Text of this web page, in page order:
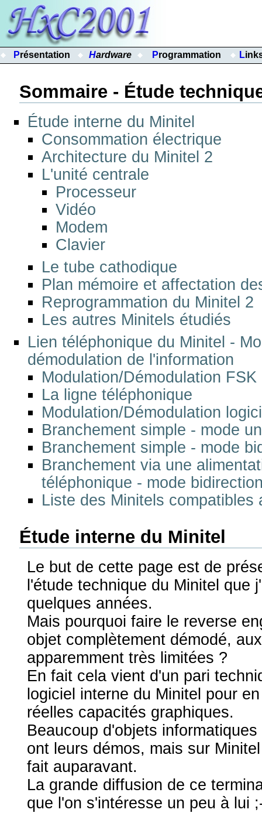
Présentation Hardware Programmation
Sommaire - Étude
Étude interne du Minitel
Consommation électrique
Architecture du Minitel 2
L'unité centrale
Processeur
Vidéo
Modem
Clavier
Le tube cathodique
Plan mémoire et affectation
Reprogrammation du Minitel 2
Les autres Minitels étudiés
Lien téléphonique du Minitel -
démodulation de l'information
Modulation/Démodulation FSK
La ligne téléphonique
Modulation/Démodulation
Branchement simple - mode
Branchement simple - mode
Branchement via une
téléphonique - mode
Liste des Minitels compatibles
Étude interne du Minitel
Le but de cette page est de
l'étude technique du Minitel que
quelques années.
Mais pourquoi faire le reverse
objet complètement démodé,
apparemment très limitées ?
En fait cela vient d'un pari
logiciel interne du Minitel pour
réelles capacités graphiques.
Beaucoup d'objets
ont leurs démos, mais sur
fait auparavant.
La grande diffusion de ce
que l'on s'intéresse un peu à lui